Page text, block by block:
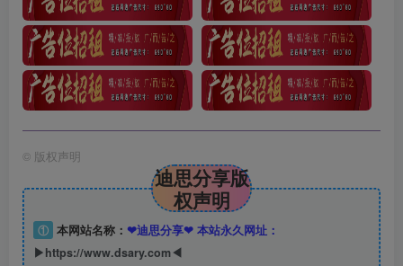
© 版权声明
迪思分享版
权声明
① 本网站名称： ❤迪思分享❤ 本站永久网址：
▶https://www.dsary.com◀